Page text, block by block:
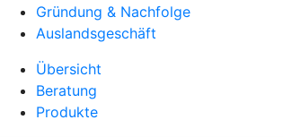
Gründung & Nachfolge
Auslandsgeschäft
Übersicht
Beratung
Produkte